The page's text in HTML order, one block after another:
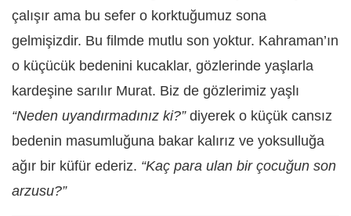
çalışır ama bu sefer o korktuğumuz sona
gelmişizdir. Bu filmde mutlu son yoktur. Kahraman’ın
o küçücük bedenini kucaklar, gözlerinde yaşlarla
kardeşine sarılır Murat. Biz de gözlerimiz yaşlı
“Neden uyandırmadınız ki?” diyerek o küçük cansız
bedenin masumluğuna bakar kalırız ve yoksulluğa
ağır bir küfür ederiz. “Kaç para ulan bir çocuğun son
arzusu?”